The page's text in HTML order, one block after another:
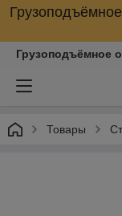
Грузоподъёмное
Товары